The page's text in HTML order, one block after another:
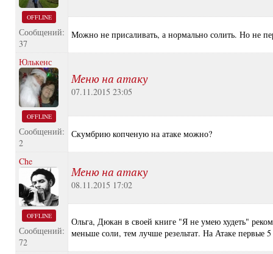
OFFLINE
Сообщений:
37
Можно не присаливать, а нормально солить. Но не
Юлькенс
OFFLINE
Сообщений:
2
Меню на атаку
07.11.2015 23:05
Скумбрию копченую на атаке можно?
Che
OFFLINE
Сообщений:
72
Меню на атаку
08.11.2015 17:02
Ольга, Дюкан в своей книге "Я не умею худеть"
меньше соли, тем лучше резельтат. На Атаке первые